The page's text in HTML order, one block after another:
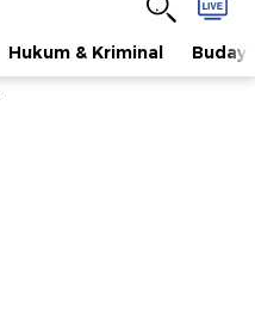
Hukum & Kriminal